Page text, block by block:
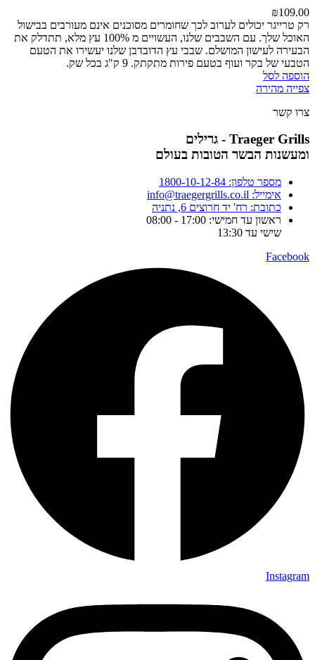
₪109.00
רק טרייגר יכולים לערוב לכך שחומרים מסוכנים אינם מעורבים בבישול
האוכל שלך. עם השבבים שלנו, העשויים מ 100% עץ מלא, תתדלק את
הבעירה לעישון המושלם. שבבי עץ הדובדבן שלנו יעשירו את הטעם
הטבעי של בקר ועוף בטעם פירות מתקתק. 9 ק"ג בכל שק.
הוספה לסל
צפייה מהירה
צרו קשר
Traeger Grills - גרילים
ומעשנות הבשר הטובות בעולם
מספר טלפון: 1800-10-12-84
אימייל: info@traegergrills.co.il
כתובת: רח' יד חרוצים 6, נתניה
ראשון עד חמישי: 17:00 - 08:00
שישי עד 13:30
Facebook
Instagram